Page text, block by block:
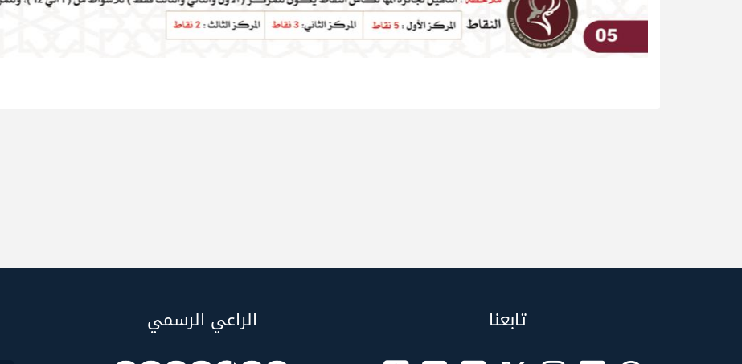
تابعنا الراعي الرسمي